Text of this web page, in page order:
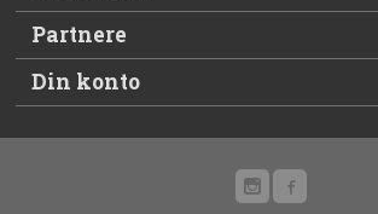
Partnere
Din konto